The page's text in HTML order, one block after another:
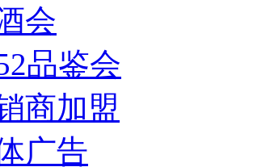
会
品鉴会
商加盟
广告